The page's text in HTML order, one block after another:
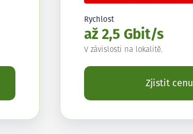
Rychlost
až 2,5 Gbit/s
V závislosti na lokalitě.
Zjistit cenu